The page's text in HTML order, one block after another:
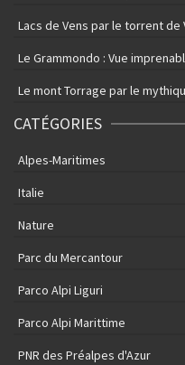
Lacs de Vens par le torrent de
Le Grammondo : Vue
Le mont Torrage par le
CATÉGORIES
Alpes-Maritimes
Italie
Nature
Parc du Mercantour
Parco Alpi Liguri
Parco Alpi Marittime
PNR des Préalpes d'Azur